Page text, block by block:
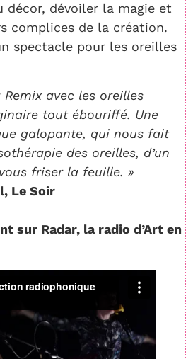
décor, dévoiler la magie et
complices de la création.
spectacle pour les oreilles
avec les oreilles
tout ébouriffé. Une
galopante, qui nous fait
des oreilles, d’un
friser la feuille. »
Le Soir
sur Radar, la radio d’Art en